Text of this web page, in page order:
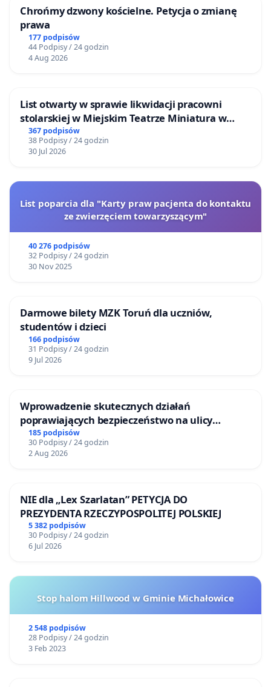
Chrońmy dzwony kościelne. Petycja o zmianę
prawa
177 podpisów
44 Podpisy / 24 godzin
4 Aug 2026
List otwarty w sprawie likwidacji pracowni
stolarskiej w Miejskim Teatrze Miniatura w
Gdańsku
367 podpisów
38 Podpisy / 24 godzin
30 Jul 2026
List poparcia dla "Karty praw pacjenta do kontaktu
ze zwierzęciem towarzyszącym"
40 276 podpisów
32 Podpisy / 24 godzin
30 Nov 2025
Darmowe bilety MZK Toruń dla uczniów,
studentów i dzieci
166 podpisów
31 Podpisy / 24 godzin
9 Jul 2026
Wprowadzenie skutecznych działań
poprawiających bezpieczeństwo na ulicy
Żeromskiego w Otwocku
185 podpisów
30 Podpisy / 24 godzin
2 Aug 2026
NIE dla „Lex Szarlatan” PETYCJA DO
PREZYDENTA RZECZYPOSPOLITEJ POLSKIEJ
5 382 podpisów
30 Podpisy / 24 godzin
6 Jul 2026
Stop halom Hillwood w Gminie Michałowice
2 548 podpisów
28 Podpisy / 24 godzin
3 Feb 2023